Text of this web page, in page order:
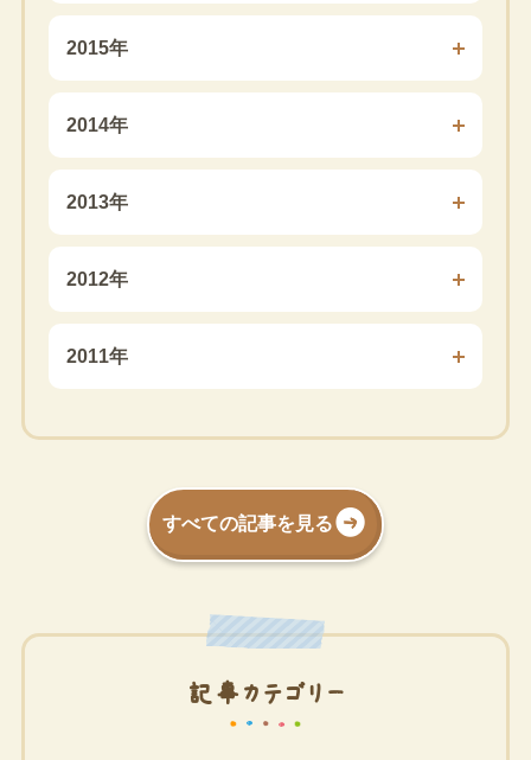
2015年
2014年
2013年
2012年
2011年
すべての記事を見る
記事カテゴリー